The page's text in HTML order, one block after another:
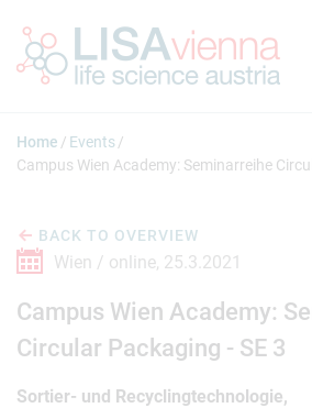
Home
Events
Campus Wien Academy: Seminarreihe
BACK TO OVERVIEW
Wien / online, 25.3.2021
Campus Wien Academy:
Circular Packaging - SE 3
Sortier- und Recyclingtechnologie,